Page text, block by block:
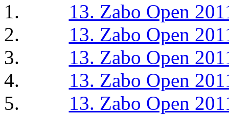
13. Zabo Open
13. Zabo Open
13. Zabo Open
13. Zabo Open
13. Zabo Open